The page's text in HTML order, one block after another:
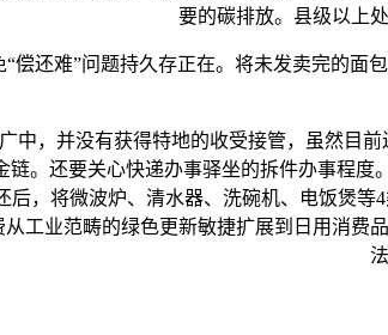
要的碳排放。县级以上
还难”问题持久存正在。将未发卖完的面
，并没有获得特地的收受接管，虽然目前
链。还要关心快递办事驿坐的拆件办事程度
后，将微波炉、清水器、洗碗机、电饭煲
工业范畴的绿色更新敏捷扩展到日用消费